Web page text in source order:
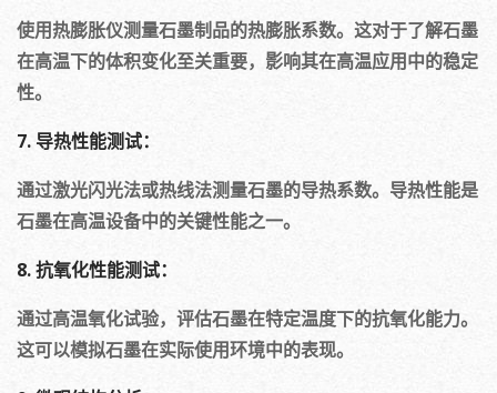
使用热膨胀仪测量石墨制品的热膨胀系数。这对于了解石墨
在高温下的体积变化至关重要，影响其在高温应用中的稳定
性。
7. 导热性能测试：
通过激光闪光法或热线法测量石墨的导热系数。导热性能是
石墨在高温设备中的关键性能之一。
8. 抗氧化性能测试：
通过高温氧化试验，评估石墨在特定温度下的抗氧化能力。
这可以模拟石墨在实际使用环境中的表现。